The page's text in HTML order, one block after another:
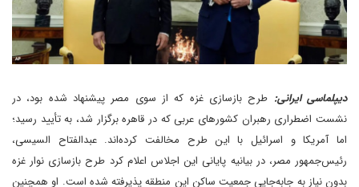
دیپلماسی ایرانی: طرح بازسازی غزه که از سوی مصر پیشنهاد شده بود، در
نشست اضطراری رهبران کشورهای عربی که در قاهره برگزار شد، به تأیید رسید؛
اما آمریکا و اسرائیل با این طرح مخالفت کرده‌اند. عبدالفتاح السیسی،
رئیس‌جمهور مصر، در بیانیه پایانی این اجلاس اعلام کرد طرح بازسازی نوار غزه
بدون نیاز به جابه‌جایی جمعیت ساکن این منطقه پذیرفته شده است. او همچنین